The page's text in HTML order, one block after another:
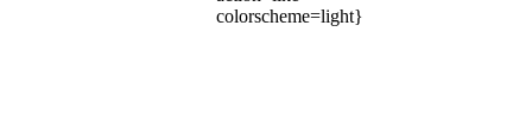
colorscheme=light}